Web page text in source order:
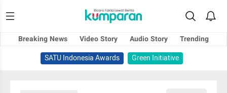
Breaking News Video Story Audio Story
Trending
SATU Indonesia Awards
Green Initiative